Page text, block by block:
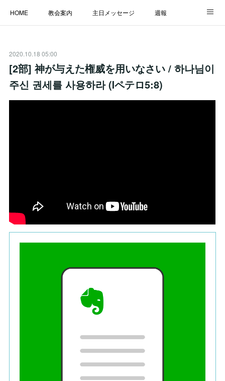
HOME 教会案内 主日メッセージ 週報
LINK
2020.10.18 05:00
[2部] 神が与えた権威を用いなさい / 하나님이
주신 권세를 사용하라 (Ⅰペテロ5:8)